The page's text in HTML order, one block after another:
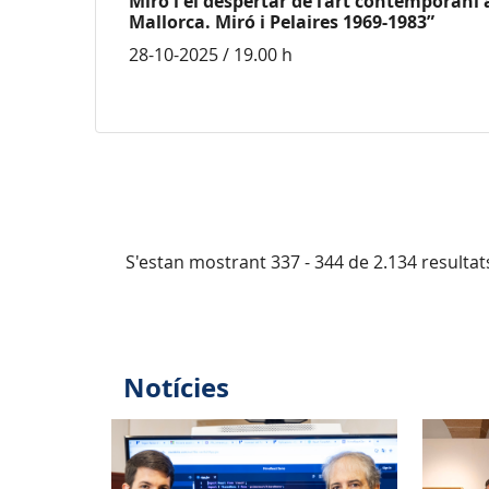
Mallorca. Miró i Pelaires 1969-1983”
28-10-2025 / 19.00 h
S'estan mostrant 337 - 344 de 2.134
Notícies